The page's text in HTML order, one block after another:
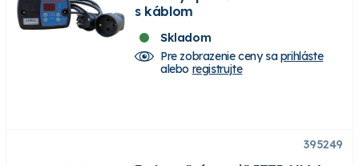
s káblom
Skladom
Pre zobrazenie ceny saprihláste
alebo registrujte
395249